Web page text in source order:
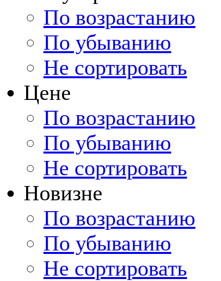
По возрастанию
По убыванию
Не сортировать
Цене
По возрастанию
По убыванию
Не сортировать
Новизне
По возрастанию
По убыванию
Не сортировать